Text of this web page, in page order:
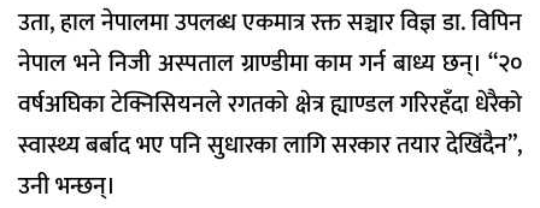
उता, हाल नेपालमा उपलब्ध एकमात्र रक्त सञ्चार विज्ञ डा. विपिन
नेपाल भने निजी अस्पताल ग्राण्डीमा काम गर्न बाध्य छन्। “२०
वर्षअघिका टेक्निसियनले रगतको क्षेत्र ह्याण्डल गरिरहँदा धेरैको
स्वास्थ्य बर्बाद भए पनि सुधारका लागि सरकार तयार देखिंदैन”,
उनी भन्छन्।